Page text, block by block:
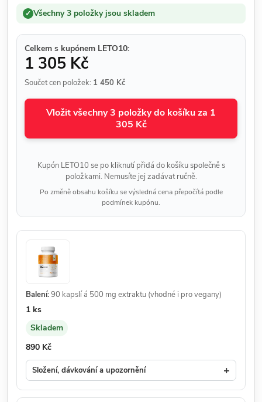
✓ Všechny 3 položky jsou skladem
Celkem s kupónem LETO10:
1 305 Kč
Součet cen položek: 1 450 Kč
Vložit všechny 3 položky do košíku za 1
305 Kč
Kupón LETO10 se po kliknutí přidá do košíku společně s
položkami. Nemusíte jej zadávat ručně.
Po změně obsahu košíku se výsledná cena přepočítá podle
podmínek kupónu.
Balení:90 kapslí á 500 mg extraktu (vhodné i pro vegany)
Množství:
1 ks
Dostupnost:
Skladem
Cena:
890 Kč
Složení, dávkování a upozornění +